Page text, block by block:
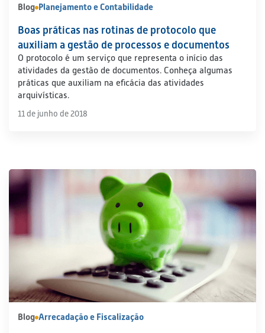
Blog Planejamento e Contabilidade
Boas práticas nas rotinas de protocolo que
auxiliam a gestão de processos e documentos
O protocolo é um serviço que representa o início das
atividades da gestão de documentos. Conheça algumas
práticas que auxiliam na eficácia das atividades
arquivísticas.
11 de junho de 2018
Blog Arrecadação e Fiscalização